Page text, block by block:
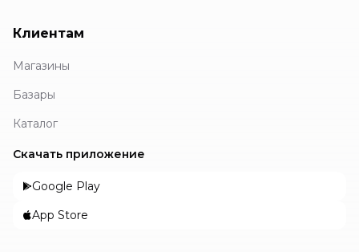
Клиентам
Магазины
Базары
Каталог
Скачать приложение
Google Play
App Store